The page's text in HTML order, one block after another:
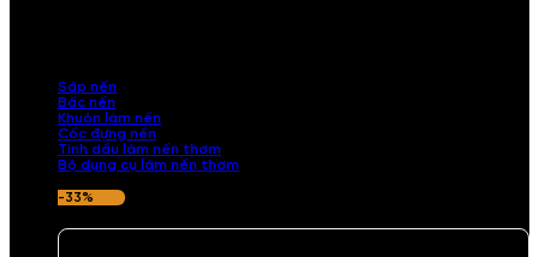
Sáp nến
Bấc nến
Khuôn làm nến
Cốc đựng nến
Tinh dầu làm nến thơm
Bộ dụng cụ làm nến thơm
-33%